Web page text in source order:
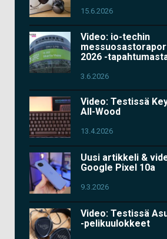
15.6.2026
Video: io-techin
2026 -
3.6.2026
Video: Testissä
All-Wood
13.4.2026
Uusi artikkeli &
Google Pixel 10a
9.3.2026
Video: Testissä
-pelikuulokkeet